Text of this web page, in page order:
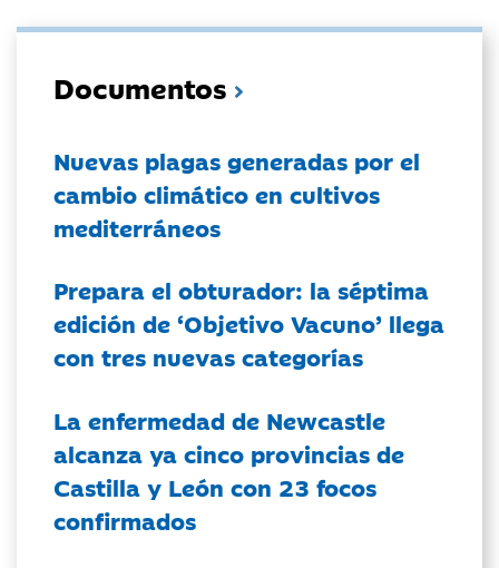
Documentos
Nuevas plagas generadas por el
cambio climático en cultivos
mediterráneos
Prepara el obturador: la séptima
edición de ‘Objetivo Vacuno’ llega
con tres nuevas categorías
La enfermedad de Newcastle
alcanza ya cinco provincias de
Castilla y León con 23 focos
confirmados